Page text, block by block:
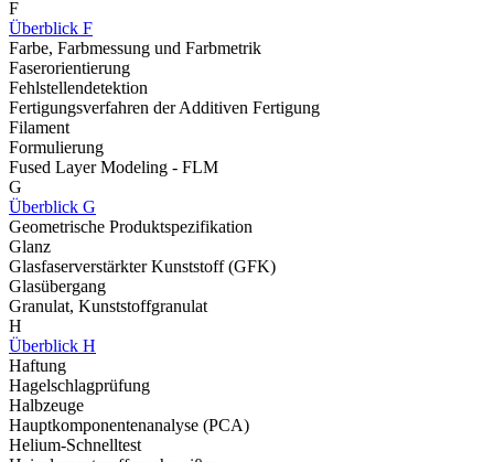
F
Überblick F
Farbe, Farbmessung und Farbmetrik
Faserorientierung
Fehlstellendetektion
Fertigungsverfahren der Additiven Fertigung
Filament
Formulierung
Fused Layer Modeling - FLM
G
Überblick G
Geometrische Produktspezifikation
Glanz
Glasfaserverstärkter Kunststoff (GFK)
Glasübergang
Granulat, Kunststoffgranulat
H
Überblick H
Haftung
Hagelschlagprüfung
Halbzeuge
Hauptkomponentenanalyse (PCA)
Helium-Schnelltest